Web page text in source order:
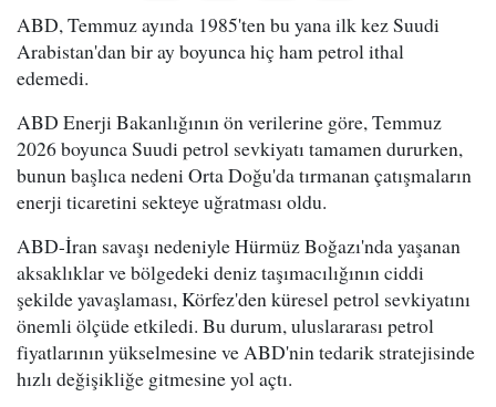
ABD, Temmuz ayında 1985'ten bu yana ilk kez Suudi
Arabistan'dan bir ay boyunca hiç ham petrol ithal
edemedi.
ABD Enerji Bakanlığının ön verilerine göre, Temmuz
2026 boyunca Suudi petrol sevkiyatı tamamen dururken,
bunun başlıca nedeni Orta Doğu'da tırmanan çatışmaların
enerji ticaretini sekteye uğratması oldu.
ABD-İran savaşı nedeniyle Hürmüz Boğazı'nda yaşanan
aksaklıklar ve bölgedeki deniz taşımacılığının ciddi
şekilde yavaşlaması, Körfez'den küresel petrol sevkiyatını
önemli ölçüde etkiledi. Bu durum, uluslararası petrol
fiyatlarının yükselmesine ve ABD'nin tedarik stratejisinde
hızlı değişikliğe gitmesine yol açtı.